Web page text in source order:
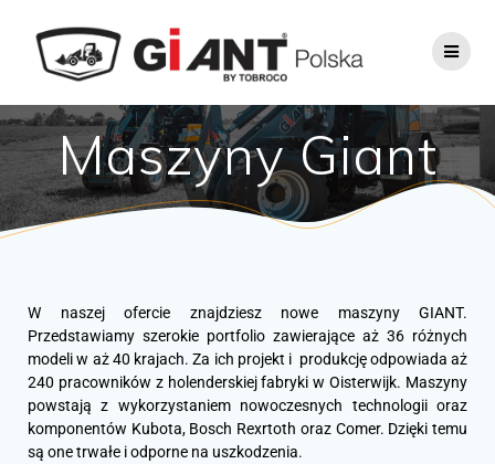
Maszyny Giant
W naszej ofercie znajdziesz nowe maszyny GIANT.
Przedstawiamy szerokie portfolio zawierające aż 36 różnych
modeli w aż 40 krajach. Za ich projekt i produkcję odpowiada aż
240 pracowników z holenderskiej fabryki w Oisterwijk. Maszyny
powstają z wykorzystaniem nowoczesnych technologii oraz
komponentów Kubota, Bosch Rexrtoth oraz Comer. Dzięki temu
są one trwałe i odporne na uszkodzenia.